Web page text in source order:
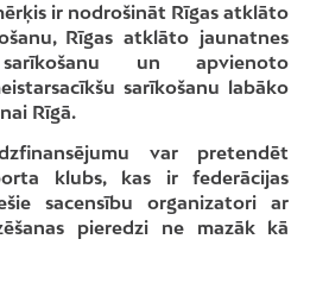
ir nodrošināt Rīgas atklāto
Rīgas atklāto jaunatnes
sarīkošanu un apvienoto
sarīkošanu labāko
Rīgā.
var pretendēt
klubs, kas ir federācijas
sacensību organizatori ar
pieredzi ne mazāk kā